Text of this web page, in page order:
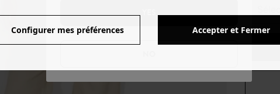
Configurer mes préférences Accepter et Fermer